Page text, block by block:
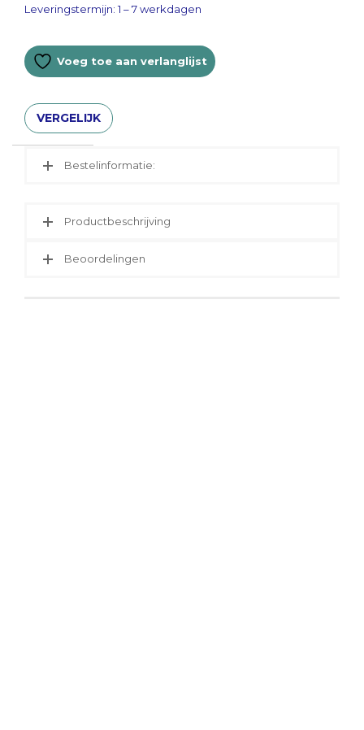
Leveringstermijn: 1 – 7 werkdagen
Voeg toe aan verlanglijst
VERGELIJK
Bestelinformatie:
Productbeschrijving
Beoordelingen